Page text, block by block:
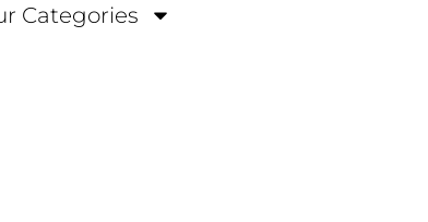
Categories